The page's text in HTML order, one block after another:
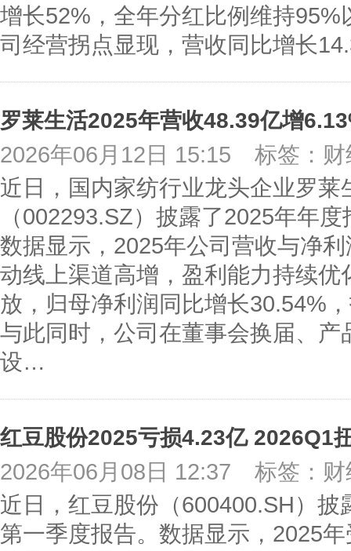
增长52%，全年分红比例维持
司经营拐点显现，营收同比增长
2026年06月12日 15:15
标签：财
近日，国内家纺行业龙头企业罗
（002293.SZ）披露了2025年年
数据显示，2025年公司营收与净
动线上渠道高增，盈利能力持续
放，归母净利润同比增长30.54%
与此同时，公司在董事会换届、
设…
红豆股份2025亏损4.23亿 2026Q1
2026年06月08日 12:37
标签：财
近日，红豆股份（600400.SH）
第一季度报告。数据显示，2025